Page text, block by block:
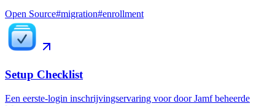
Open Source#migration#enrollment
Setup Checklist
Een eerste-login inschrijvingservaring voor door Jamf beheerde